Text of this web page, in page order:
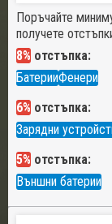
Поръчайте
получете
8% отстъпка:
БатерииФенери
6% отстъпка:
Зарядни
5% отстъпка:
Външни батерии